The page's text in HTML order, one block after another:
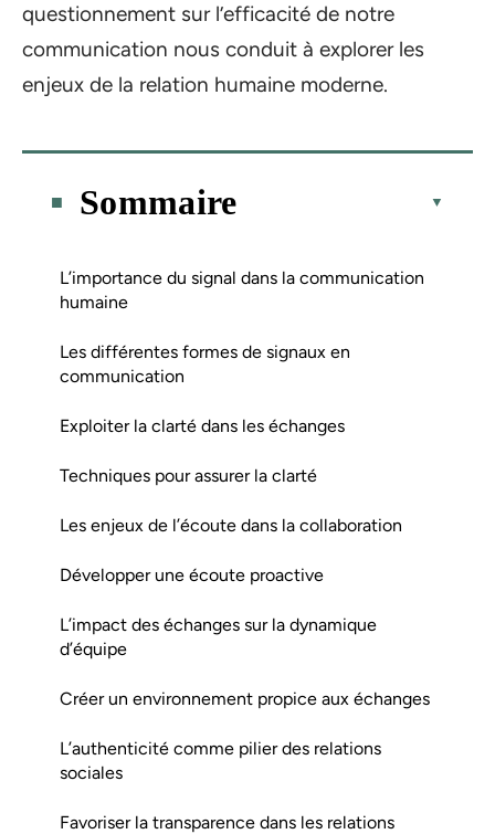
questionnement sur l’efficacité de notre
communication nous conduit à explorer les
enjeux de la relation humaine moderne.
Sommaire
L’importance du signal dans la communication
humaine
Les différentes formes de signaux en
communication
Exploiter la clarté dans les échanges
Techniques pour assurer la clarté
Les enjeux de l’écoute dans la collaboration
Développer une écoute proactive
L’impact des échanges sur la dynamique
d’équipe
Créer un environnement propice aux échanges
L’authenticité comme pilier des relations
sociales
Favoriser la transparence dans les relations